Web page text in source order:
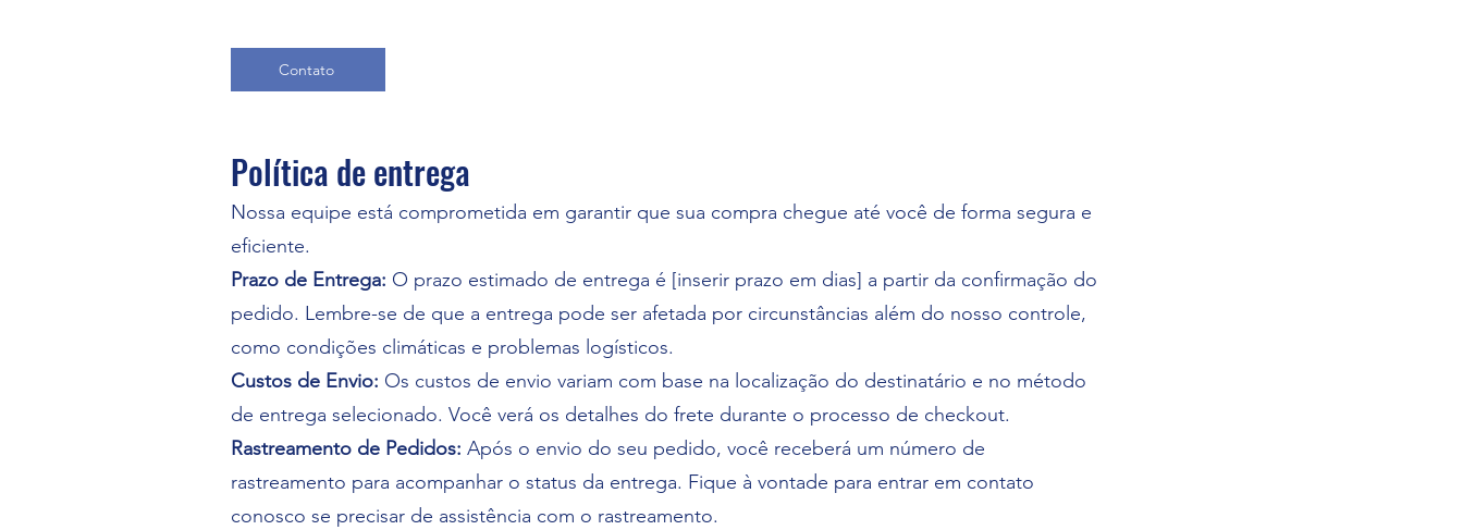
Contato
Política de entrega
Nossa equipe está comprometida em garantir que sua compra chegue até você de forma segura e
eficiente.
Prazo de Entrega: O prazo estimado de entrega é [inserir prazo em dias] a partir da confirmação do
pedido. Lembre-se de que a entrega pode ser afetada por circunstâncias além do nosso controle,
como condições climáticas e problemas logísticos.
Custos de Envio: Os custos de envio variam com base na localização do destinatário e no método
de entrega selecionado. Você verá os detalhes do frete durante o processo de checkout.
Rastreamento de Pedidos: Após o envio do seu pedido, você receberá um número de
rastreamento para acompanhar o status da entrega. Fique à vontade para entrar em contato
conosco se precisar de assistência com o rastreamento.